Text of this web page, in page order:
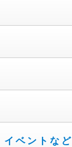
イベントなど